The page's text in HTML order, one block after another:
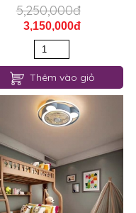
5,250,000đ
3,150,000đ
Thêm vào giỏ